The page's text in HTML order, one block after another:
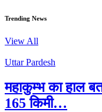
Trending News
View All
Uttar Pardesh
महाकुम्भ का हाल
165 किमी…